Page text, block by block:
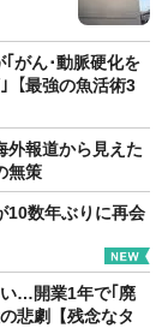
がん･動脈硬化を
【最強の魚活術3
報道から見えた
無策
10数年ぶりに再会
…開業1年で｢廃
悲劇【残念なタ